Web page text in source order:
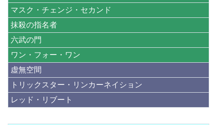
マスク・チェンジ・セカンド
抹殺の指名者
六武の門
ワン・フォー・ワン
虚無空間
トリックスター・リンカーネイション
レッド・リブート